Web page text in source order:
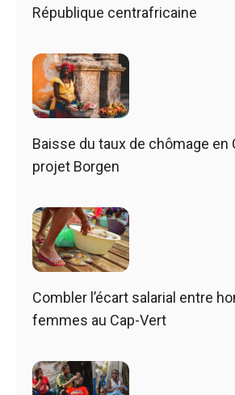
République centrafricaine
Baisse du taux de chômage en
projet Borgen
Combler l’écart salarial entre
femmes au Cap-Vert